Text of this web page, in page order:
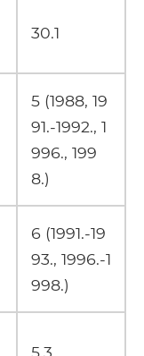
30.1
5 (1988, 19
91.-1992., 1
996., 199
8.)
6 (1991.-19
93., 1996.-1
998.)
5.3